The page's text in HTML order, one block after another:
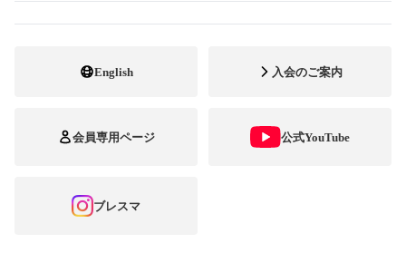
English 入会のご案内
会員専用ページ 公式YouTube
ブレスマ
は、全国の15歳～79歳の男女800名を対象に意識調査を実
は、主に若年層において矯正歯科治療に対するイメージと
実際の治療との間のギャップが明らかになりました。こう
がら、後悔のない医院選びのために押さえておきたい内容